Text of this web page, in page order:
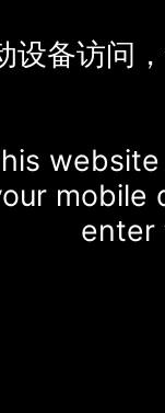
设备访问
enter